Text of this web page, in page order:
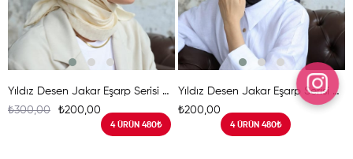
Yıldız Desen Jakar Eşarp Serisi Krem
₺200,00
₺300,00
4 ÜRÜN 480₺
Yıldız Desen Jakar Eşarp Serisi Antrasit
₺200,00
4 ÜRÜN 480₺